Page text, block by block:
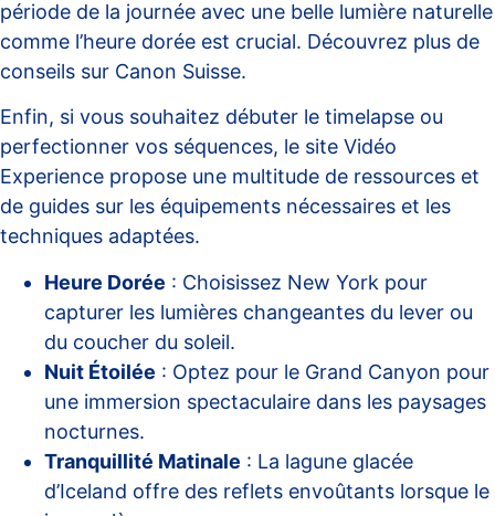
période de la journée avec une belle lumière naturelle
comme l’heure dorée est crucial. Découvrez plus de
conseils sur Canon Suisse.
Enfin, si vous souhaitez débuter le timelapse ou
perfectionner vos séquences, le site Vidéo
Experience propose une multitude de ressources et
de guides sur les équipements nécessaires et les
techniques adaptées.
Heure Dorée : Choisissez New York pour
capturer les lumières changeantes du lever ou
du coucher du soleil.
Nuit Étoilée : Optez pour le Grand Canyon pour
une immersion spectaculaire dans les paysages
nocturnes.
Tranquillité Matinale : La lagune glacée
d’Iceland offre des reflets envoûtants lorsque le